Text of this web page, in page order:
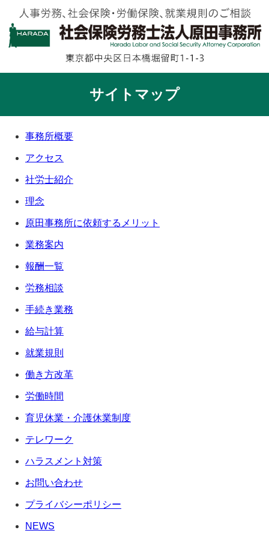
サイトマップ
事務所概要
アクセス
社労士紹介
理念
原田事務所に依頼するメリット
業務案内
報酬一覧
労務相談
手続き業務
給与計算
就業規則
働き方改革
労働時間
育児休業・介護休業制度
テレワーク
ハラスメント対策
お問い合わせ
プライバシーポリシー
NEWS